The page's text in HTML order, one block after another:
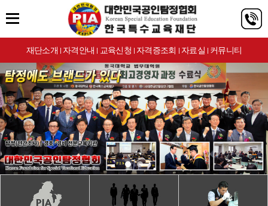
재단소개 | 자격안내 | 교육신청 | 자격증조회 | 자료실 | 커뮤니티